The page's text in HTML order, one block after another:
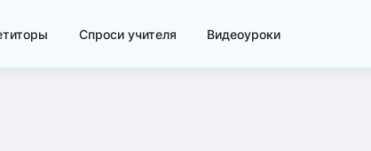
Спроси учителя Видеоуроки